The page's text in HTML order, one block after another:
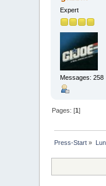
Expert
Messages: 258
Pages: [1]
Press-Start »